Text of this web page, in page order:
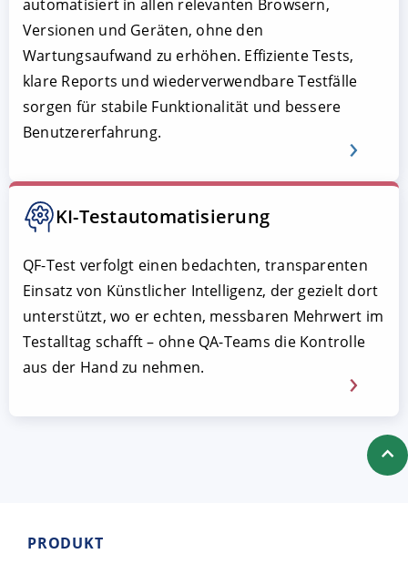
automatisiert in allen relevanten Browsern,
Versionen und Geräten, ohne den
Wartungsaufwand zu erhöhen. Effiziente Tests,
klare Reports und wiederverwendbare Testfälle
sorgen für stabile Funktionalität und bessere
Benutzererfahrung.
KI-Testautomatisierung
QF-Test verfolgt einen bedachten, transparenten
Einsatz von Künstlicher Intelligenz, der gezielt dort
unterstützt, wo er echten, messbaren Mehrwert im
Testalltag schafft – ohne QA-Teams die Kontrolle
aus der Hand zu nehmen.
PRODUKT